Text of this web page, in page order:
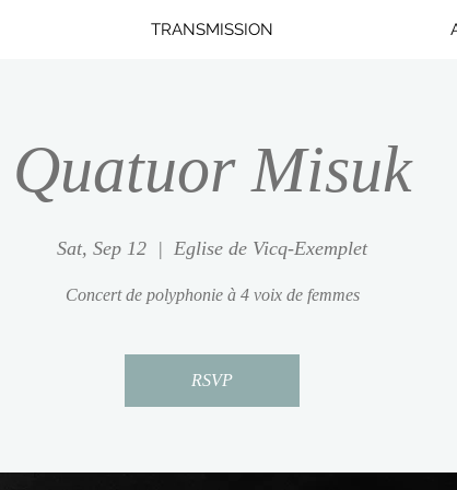
TRANSMISSION
Quatuor Misuk
Sat, Sep 12
  |
Eglise de Vicq-Exemplet
Concert de polyphonie à 4 voix de femmes
RSVP